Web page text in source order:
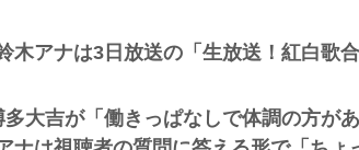
木アナは3日放送の「生放送！紅白歌
多大吉が「働きっぱなしで体調の方が